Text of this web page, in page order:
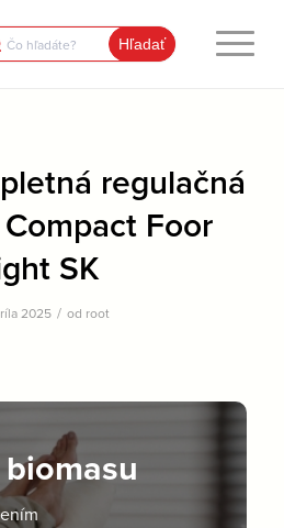
regulačná
Foor
SK
2025 / od root